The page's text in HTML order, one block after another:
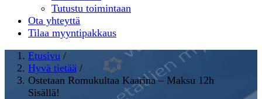
Tutustu toimintaan
Ota yhteyttä
Tilaa myyntipakkaus
Etusivu /
Hyvä tietää /
Ostetaan Romukultaa Kaarina – Maksu 12h
Sisällä!